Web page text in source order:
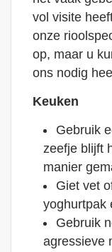
vol visite
onze
op, maar u
ons nodig
Keuken
Gebruik
zeefje blijft
manier
Giet vet
yoghurtpak
Gebruik
agressieve